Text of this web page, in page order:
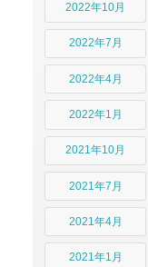
2022年10月
2022年7月
2022年4月
2022年1月
2021年10月
2021年7月
2021年4月
2021年1月